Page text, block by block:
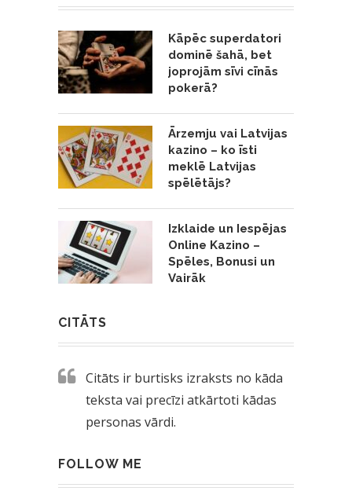
Kāpēc superdatori
dominē šahā, bet
joprojām sīvi cīnās
pokerā?
Ārzemju vai Latvijas
kazino – ko īsti
meklē Latvijas
spēlētājs?
Izklaide un Iespējas
Online Kazino –
Spēles, Bonusi un
Vairāk
CITĀTS
Citāts ir burtisks izraksts no kāda
teksta vai precīzi atkārtoti kādas
personas vārdi.
FOLLOW ME